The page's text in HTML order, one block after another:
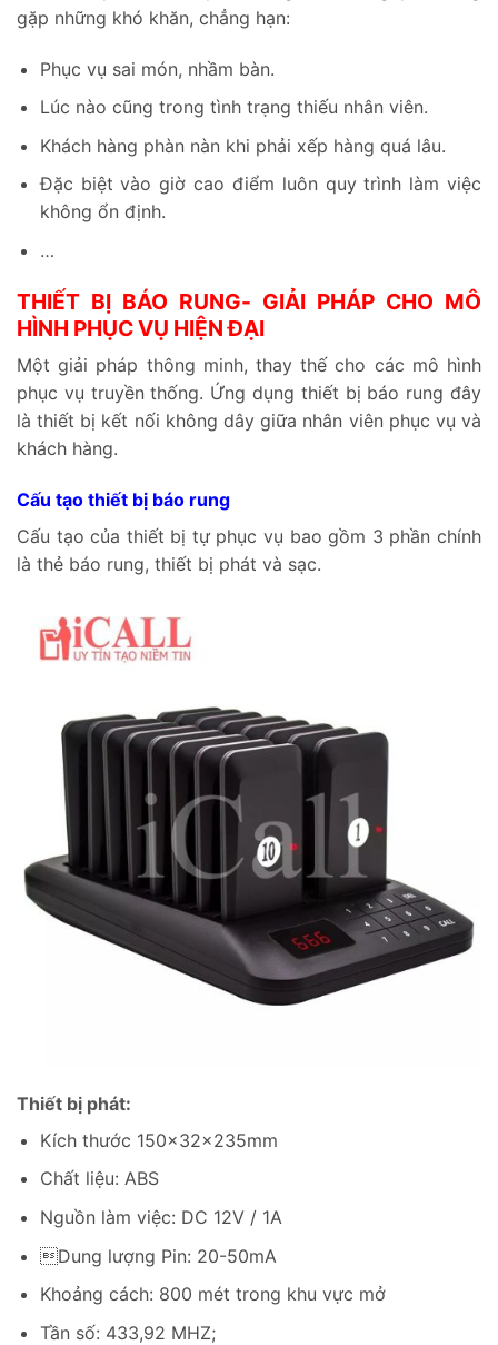
gặp những khó khăn, chẳng hạn:
Phục vụ sai món, nhầm bàn.
Lúc nào cũng trong tình trạng thiếu nhân viên.
Khách hàng phàn nàn khi phải xếp hàng quá lâu.
Đặc biệt vào giờ cao điểm luôn quy trình làm việc
không ổn định.
…
THIẾT BỊ BÁO RUNG- GIẢI PHÁP CHO MÔ
HÌNH PHỤC VỤ HIỆN ĐẠI
Một giải pháp thông minh, thay thế cho các mô hình
phục vụ truyền thống. Ứng dụng thiết bị báo rung đây
là thiết bị kết nối không dây giữa nhân viên phục vụ và
khách hàng.
Cấu tạo thiết bị báo rung
Cấu tạo của thiết bị tự phục vụ bao gồm 3 phần chính
là thẻ báo rung, thiết bị phát và sạc.
Thiết bị phát:
Kích thước 150x32x235mm
Chất liệu: ABS
Nguồn làm việc: DC 12V / 1A
Dung lượng Pin: 20-50mA
Khoảng cách: 800 mét trong khu vực mở
Tần số: 433,92 MHZ;